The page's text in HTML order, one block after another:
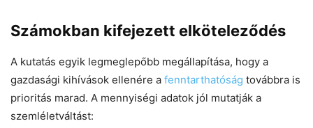
Számokban kifejezett elköteleződés
A kutatás egyik legmeglepőbb megállapítása, hogy a
gazdasági kihívások ellenére a fenntarthatóság továbbra is
prioritás marad. A mennyiségi adatok jól mutatják a
szemléletváltást: